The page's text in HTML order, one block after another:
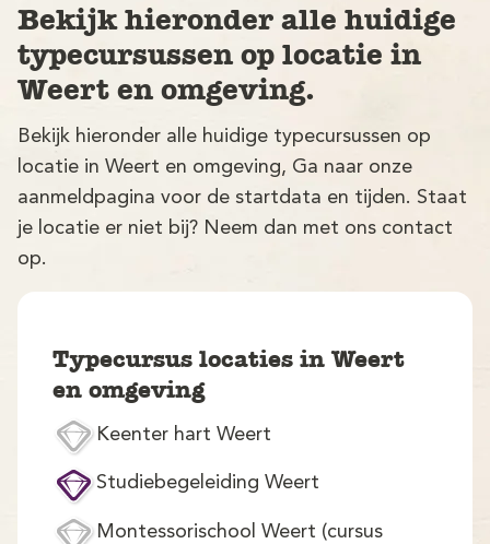
Bekijk hieronder alle huidige
typecursussen op locatie in
Weert en omgeving.
Bekijk hieronder alle huidige typecursussen op
locatie in Weert en omgeving, Ga naar onze
aanmeldpagina voor de startdata en tijden. Staat
je locatie er niet bij? Neem dan met ons contact
op.
Typecursus locaties in Weert
en omgeving
Keenter hart Weert
Studiebegeleiding Weert
Montessorischool Weert (cursus